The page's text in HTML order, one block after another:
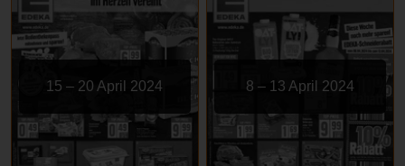
15 – 20 April 2024 8 – 13 April 2024